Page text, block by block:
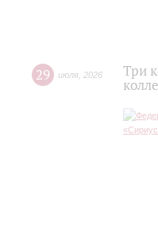
29 июля 2026
Три